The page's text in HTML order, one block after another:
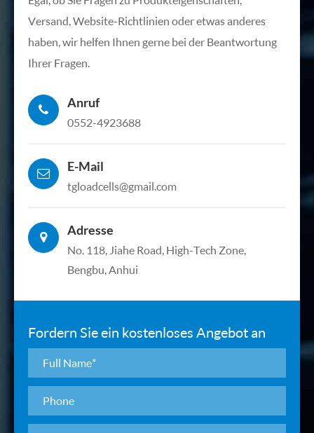
Versand, Website-Richtlinien oder etwas anderes
haben, wir helfen Ihnen gerne bei der Beantwortung
Ihrer Fragen.
Anruf
0552-4923688
E-Mail
tgloadcells@gmail.com
Adresse
No. 118, Jiahe Road, High-Tech Zone,
Bengbu, Anhui
Fordern Sie ein kostenloses Angebot an